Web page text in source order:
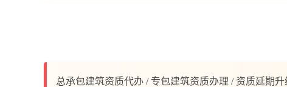
总承包建筑资质代办 / 专包建筑资质办理 / 资质延期